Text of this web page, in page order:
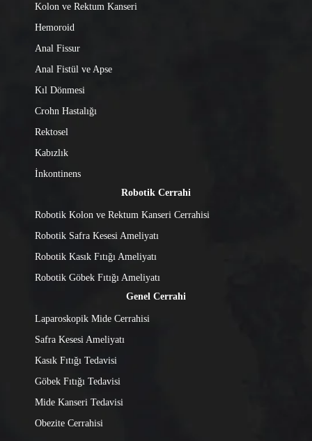
Kolon ve Rektum Kanseri
Hemoroid
Anal Fissur
Anal Fistül ve Apse
Kıl Dönmesi
Crohn Hastalığı
Rektosel
Kabızlık
İnkontinens
Robotik Cerrahi
Robotik Kolon ve Rektum Kanseri Cerrahisi
Robotik Safra Kesesi Ameliyatı
Robotik Kasık Fıtığı Ameliyatı
Robotik Göbek Fıtığı Ameliyatı
Genel Cerrahi
Laparoskopik Mide Cerrahisi
Safra Kesesi Ameliyatı
Kasık Fıtığı Tedavisi
Göbek Fıtığı Tedavisi
Mide Kanseri Tedavisi
Obezite Cerrahisi